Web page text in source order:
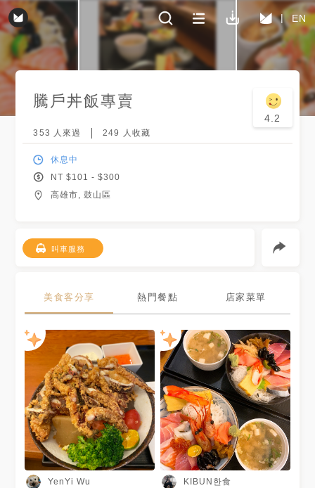
EN
騰戶丼飯專賣
4.2
353 人來過 249 人收藏
休息中
NT $101 - $300
高雄市, 鼓山區
叫車服務
美食客分享 熱門餐點 店家菜單
YenYi Wu KIBUN한食